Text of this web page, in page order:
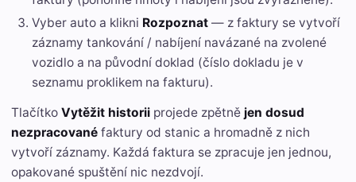
Vyber auto a klikni Rozpoznat — z faktury se vytvoří
záznamy tankování / nabíjení navázané na zvolené
vozidlo a na původní doklad (číslo dokladu je v
seznamu proklikem na fakturu).
Tlačítko Vytěžit historii projede zpětně jen dosud
nezpracované faktury od stanic a hromadně z nich
vytvoří záznamy. Každá faktura se zpracuje jen jednou,
opakované spuštění nic nezdvojí.